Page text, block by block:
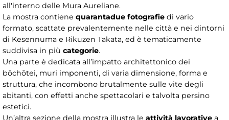
all'interno delle Mura Aureliane.
La mostra contiene quarantadue fotografie di vario
formato, scattate prevalentemente nelle città e nei dintorni
di Kesennuma e Rikuzen Takata, ed è tematicamente
suddivisa in più categorie.
Una parte è dedicata all’impatto architettonico dei
bōchōtei, muri imponenti, di varia dimensione, forma e
struttura, che incombono brutalmente sulle vite degli
abitanti, con effetti anche spettacolari e talvolta persino
estetici.